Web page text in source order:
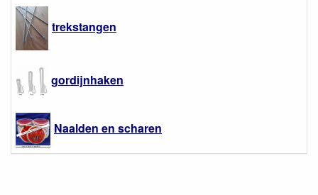
trekstangen
gordijnhaken
Naalden en scharen